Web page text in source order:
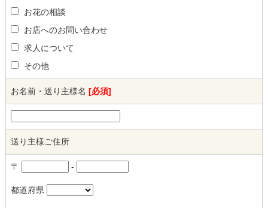
お花の相談
お店へのお問い合わせ
求人について
その他
お名前・送り主様名 [必須]
送り主様ご住所
〒 -
都道府県